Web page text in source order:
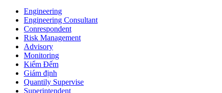
Engineering
Engineering Consultant
Conrespondent
Risk Management
Advisory
Monitoring
Kiểm Đếm
Giám định
Quantily Supervise
Superintendent